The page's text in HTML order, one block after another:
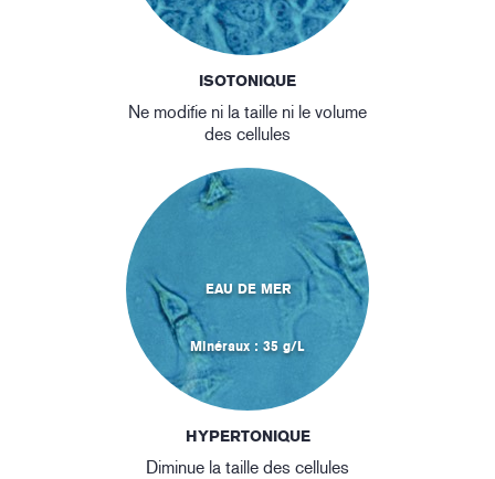
ISOTONIQUE
Ne modifie ni la taille ni le volume
des cellules
EAU DE MER
Minéraux : 35 g/L
HYPERTONIQUE
Diminue la taille des cellules